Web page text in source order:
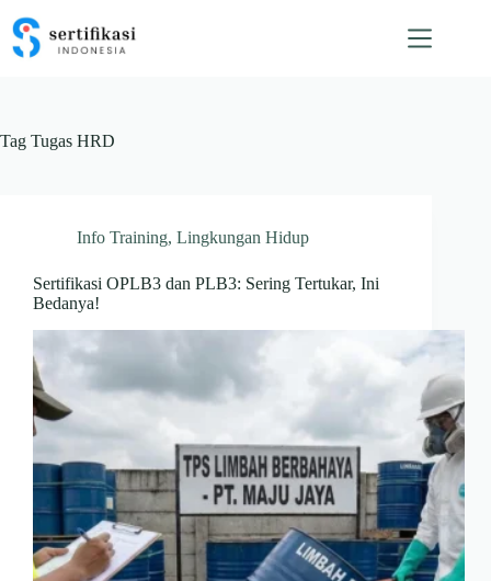
content
Tag Tugas HRD
Info Training, Lingkungan Hidup
Sertifikasi OPLB3 dan PLB3: Sering Tertukar, Ini
Bedanya!